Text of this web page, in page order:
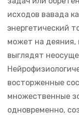
исходов вавада
энергетический
может на деяния,
выглядят
восторженные
множественные
одновременно,